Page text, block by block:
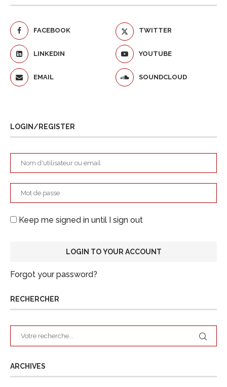
FACEBOOK TWITTER
LINKEDIN YOUTUBE
EMAIL SOUNDCLOUD
LOGIN/REGISTER
Keep me signed in until I sign out
Forgot your password?
RECHERCHER
ARCHIVES